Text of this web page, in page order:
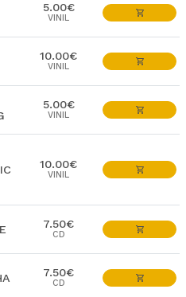
5.00€
VINIL
10.00€
VINIL
5.00€
VINIL
10.00€
VINIL
7.50€
CD
7.50€
CD